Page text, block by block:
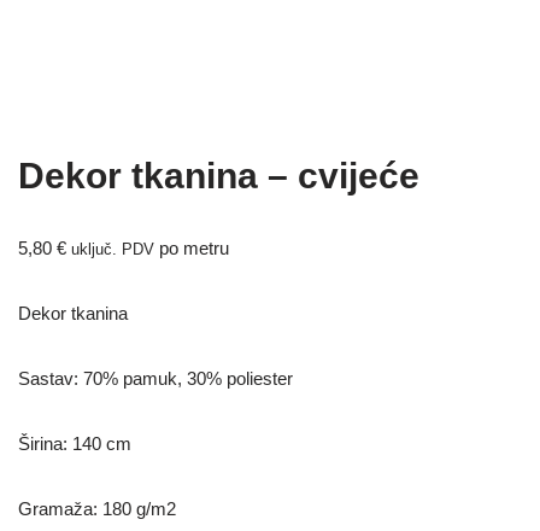
Dekor tkanina – cvijeće
5,80 € uključ. PDV po metru
Dekor tkanina
Sastav: 70% pamuk, 30% poliester
Širina: 140 cm
Gramaža: 180 g/m2